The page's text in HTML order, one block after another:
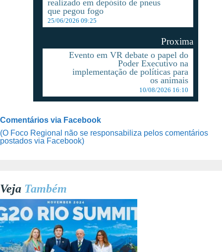
realizado em depósito de pneus
que pegou fogo
25/06/2026 09:25
Proxima
Evento em VR debate o papel do
Poder Executivo na
implementação de políticas para
os animais
10/08/2026 16:10
Comentários via Facebook
(O Foco Regional não se responsabiliza pelos comentários
postados via Facebook)
Veja Também